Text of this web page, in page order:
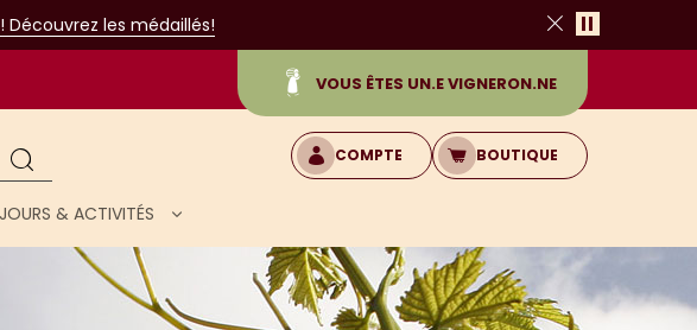
Découvrez les médaillés!
Fermer
VOUS ÊTES UN.E VIGNERON.NE
Chercher
COMPTE BOUTIQUE
& ACTIVITÉS